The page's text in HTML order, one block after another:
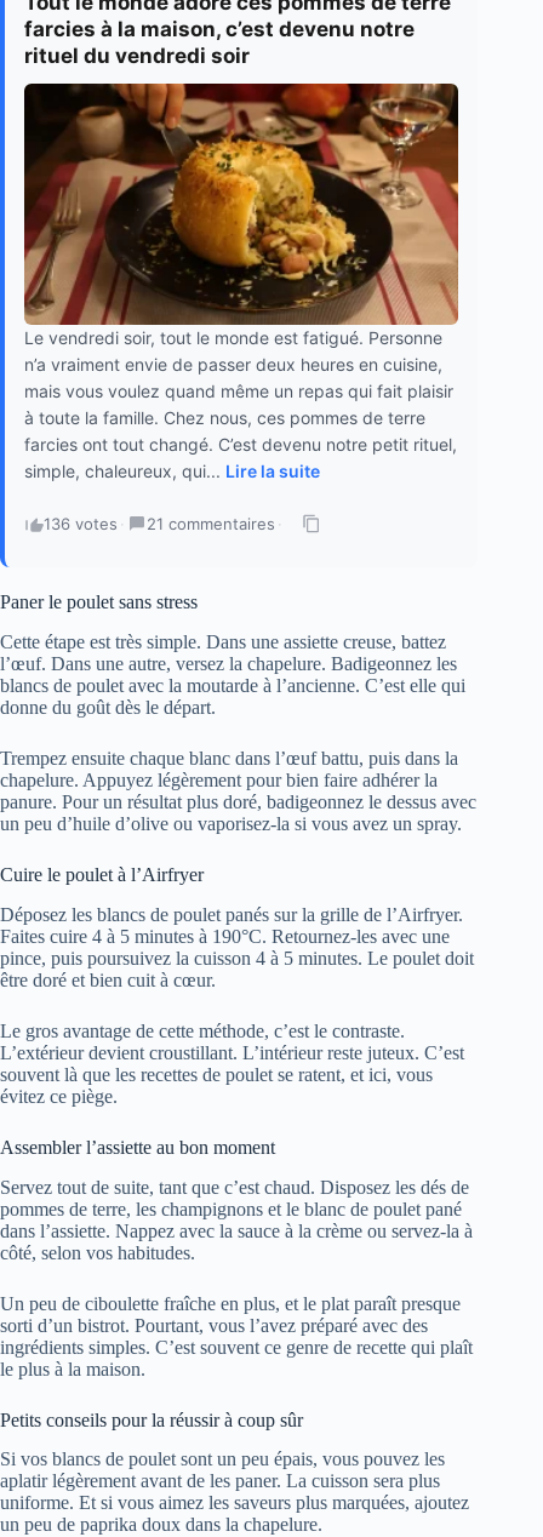
farcies à la maison, c’est devenu notre
rituel du vendredi soir
Le vendredi soir, tout le monde est fatigué. Personne
n’a vraiment envie de passer deux heures en cuisine,
mais vous voulez quand même un repas qui fait plaisir
à toute la famille. Chez nous, ces pommes de terre
farcies ont tout changé. C’est devenu notre petit rituel,
simple, chaleureux, qui... Lire la suite
136 votes · 21 commentaires ·
Paner le poulet sans stress
Cette étape est très simple. Dans une assiette creuse, battez
l’œuf. Dans une autre, versez la chapelure. Badigeonnez les
blancs de poulet avec la moutarde à l’ancienne. C’est elle qui
donne du goût dès le départ.
Trempez ensuite chaque blanc dans l’œuf battu, puis dans la
chapelure. Appuyez légèrement pour bien faire adhérer la
panure. Pour un résultat plus doré, badigeonnez le dessus avec
un peu d’huile d’olive ou vaporisez-la si vous avez un spray.
Cuire le poulet à l’Airfryer
Déposez les blancs de poulet panés sur la grille de l’Airfryer.
Faites cuire 4 à 5 minutes à 190°C. Retournez-les avec une
pince, puis poursuivez la cuisson 4 à 5 minutes. Le poulet doit
être doré et bien cuit à cœur.
Le gros avantage de cette méthode, c’est le contraste.
L’extérieur devient croustillant. L’intérieur reste juteux. C’est
souvent là que les recettes de poulet se ratent, et ici, vous
évitez ce piège.
Assembler l’assiette au bon moment
Servez tout de suite, tant que c’est chaud. Disposez les dés de
pommes de terre, les champignons et le blanc de poulet pané
dans l’assiette. Nappez avec la sauce à la crème ou servez-la à
côté, selon vos habitudes.
Un peu de ciboulette fraîche en plus, et le plat paraît presque
sorti d’un bistrot. Pourtant, vous l’avez préparé avec des
ingrédients simples. C’est souvent ce genre de recette qui plaît
le plus à la maison.
Petits conseils pour la réussir à coup sûr
Si vos blancs de poulet sont un peu épais, vous pouvez les
aplatir légèrement avant de les paner. La cuisson sera plus
uniforme. Et si vous aimez les saveurs plus marquées, ajoutez
un peu de paprika doux dans la chapelure.